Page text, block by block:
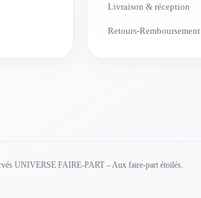
Livraison & réception
Retours-Remboursement
UNIVERSE FAIRE-PART – Aux faire-part étoilés.